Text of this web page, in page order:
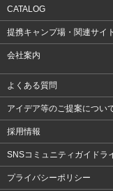
CATALOG
提携キャンプ場・関連サイト
会社案内
よくある質問
アイデア等のご提案につい
採用情報
SNSコミュニティガイドラ
プライバシーポリシー